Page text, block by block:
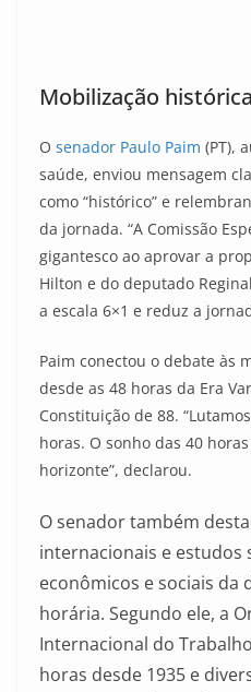
Mobilização histórica
O senador Paulo Paim (PT),
saúde, enviou mensagem
como “histórico” e
da jornada. “A Comissão
gigantesco ao aprovar a
Hilton e do deputado
a escala 6×1 e reduz a
Paim conectou o debate às
desde as 48 horas da Era
Constituição de 88.
horas. O sonho das 40
horizonte”, declarou.
O senador também
internacionais e estudos
econômicos e sociais da
horária. Segundo ele, a
Internacional do
horas desde 1935 e